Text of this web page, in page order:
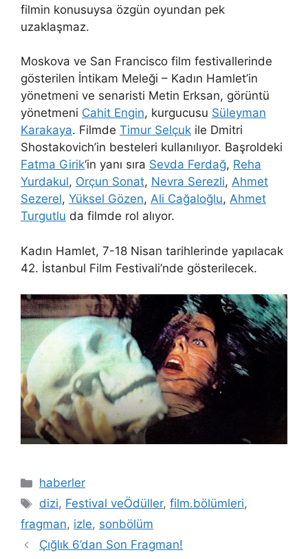
filmin konusuysa özgün oyundan pek
uzaklaşmaz.
Moskova ve San Francisco film festivallerinde
gösterilen İntikam Meleği – Kadın Hamlet’in
yönetmeni ve senaristi Metin Erksan, görüntü
yönetmeni Cahit Engin, kurgucusu Süleyman
Karakaya. Filmde Timur Selçuk ile Dmitri
Shostakovich’in besteleri kullanılıyor. Başroldeki
Fatma Girik‘in yanı sıra Sevda Ferdağ, Reha
Yurdakul, Orçun Sonat, Nevra Serezli, Ahmet
Sezerel, Yüksel Gözen, Ali Cağaloğlu, Ahmet
Turgutlu da filmde rol alıyor.
Kadın Hamlet, 7-18 Nisan tarihlerinde yapılacak
42. İstanbul Film Festivali’nde gösterilecek.
Kategoriler
haberler
Etiketler
dizi, Festival veÖdüller,film.bölümleri,
fragman, izle, sonbölüm
Çığlık 6’dan Son Fragman!